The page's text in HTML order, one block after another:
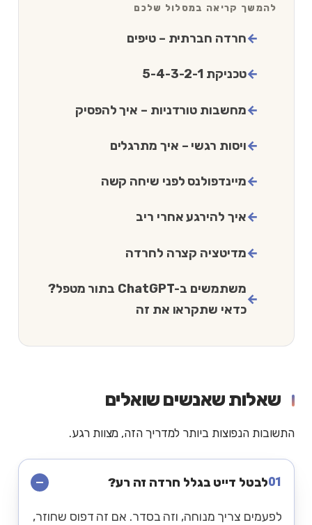
להמשך קריאה במסלול שלכם
חרדה חברתית – טיפים
טכניקת 5-4-3-2-1
מחשבות טורדניות – איך להפסיק
ויסות רגשי – איך מתרגלים
מיינדפולנס לפני שיחה קשה
איך להירגע אחרי ריב
מדיטציה קצרה לחרדה
משתמשים ב-ChatGPT בתור מטפל?
כדאי שתקראו את זה
שאלות שאנשים שואלים
התשובות הנפוצות ביותר למדריך הזה, מצוות רגע.
01לבטל דייט בגלל חרדה זה רע?
לפעמים צריך מנוחה, וזה בסדר. אם זה דפוס שחוזר,